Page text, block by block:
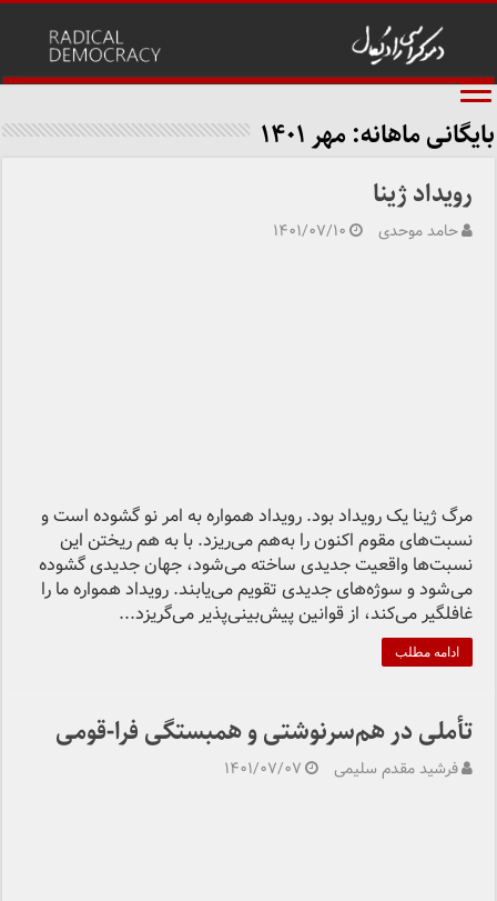
بایگانی ماهانه: مهر ۱۴۰۱
رویداد ژینا
حامد موحدی ۱۴۰۱/۰۷/۱۰
مرگ ژینا یک رویداد بود. رویداد همواره به امر نو گشوده است و
نسبت‌های مقوم اکنون را به‌هم می‌ریزد. با به هم ریختن این
نسبت‌ها واقعیت جدیدی ساخته می‌شود، جهان جدیدی گشوده
می‌شود و سوژه‌های جدیدی تقویم می‌یابند. رویداد همواره ما را
غافلگیر می‌کند، از قوانین پیش‌بینی‌پذیر می‌گریزد...
ادامه مطلب
تأملی در هم‌سرنوشتی و همبستگی فرا-قومی
فرشید مقدم سلیمی ۱۴۰۱/۰۷/۰۷